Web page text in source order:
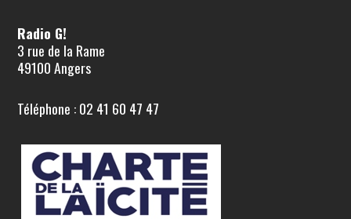
Radio G!
3 rue de la Rame
49100 Angers
Téléphone : 02 41 60 47 47